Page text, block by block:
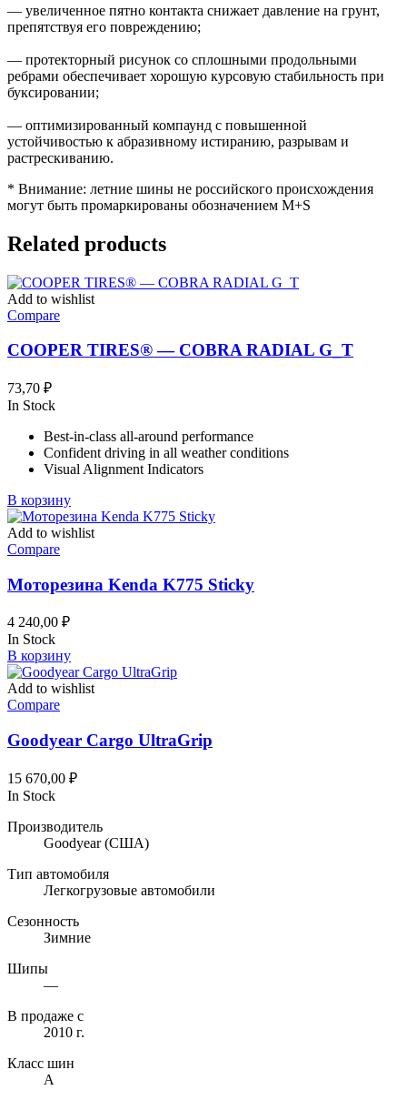
— увеличенное пятно контакта снижает давление на грунт,
препятствуя его повреждению;
— протекторный рисунок со сплошными продольными
ребрами обеспечивает хорошую курсовую стабильность при
буксировании;
— оптимизированный компаунд с повышенной
устойчивостью к абразивному истиранию, разрывам и
растрескиванию.
* Внимание: летние шины не российского происхождения
могут быть промаркированы обозначением M+S
Related products
Add to wishlist
Compare
COOPER TIRES® — COBRA RADIAL G_T
73,70 ₽
In Stock
Best-in-class all-around performance
Confident driving in all weather conditions
Visual Alignment Indicators
В корзину
Add to wishlist
Compare
Моторезина Kenda K775 Sticky
4 240,00 ₽
In Stock
В корзину
Add to wishlist
Compare
Goodyear Cargo UltraGrip
15 670,00 ₽
In Stock
Производитель
Goodyear(США)
Тип автомобиля
Легкогрузовые автомобили
Сезонность
Зимние
Шипы
—
В продаже с
2010 г.
Класс шин
A